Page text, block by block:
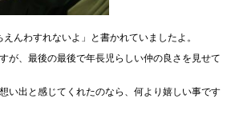
んわすれないよ」と書かれていましたよ。
が、最後の最後で年長児らしい仲の良さを見せて
い出と感じてくれたのなら、何より嬉しい事です